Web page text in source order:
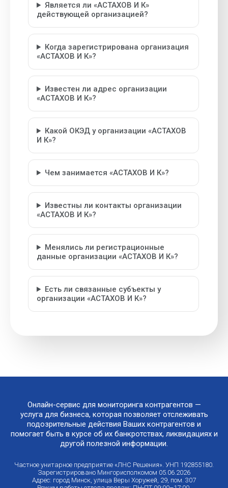
Является ли «АСТАХОВ И К»
действующей организацией?
Когда зарегистрирована организация
«АСТАХОВ И К»?
Известен ли адрес организации
«АСТАХОВ И К»?
Какой ОКЭД у организации «АСТАХОВ
И К»?
Чем занимается «АСТАХОВ И К»?
Известны ли контакты организации
«АСТАХОВ И К»?
Менялись ли регистрационные
данные организации «АСТАХОВ И К»?
Есть ли связанные субъекты у
организации «АСТАХОВ И К»?
Онлайн-сервис для мониторинга контрагентов —
услуга для бизнеса, которая позволяет отслеживать
подозрительные действия Ваших контрагентов и
помогает быть в курсе об их банкротствах, ликвидациях и
другой полезной информации.
Частное унитарное предприятие «ЛНС Решения». УНП 192855180.
Зарегистрировано Мингорисполкомом 05.06.2026
Адрес: город Минск, улица Веры Хоружей, 29, пом. 307